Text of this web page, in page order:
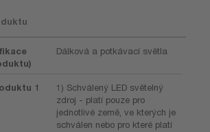
Dálková a potkávací světla
1
1) Schválený LED světelný
zdroj - platí pouze pro
jednotlivé země, ve kterých je
schválen nebo pro které platí